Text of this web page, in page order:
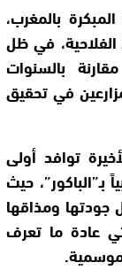
بالمغرب،
في ظل
بالسنوات
في تحقيق
توافد أولى
حيث
جودتها ومذاقها
عادة ما تعرف